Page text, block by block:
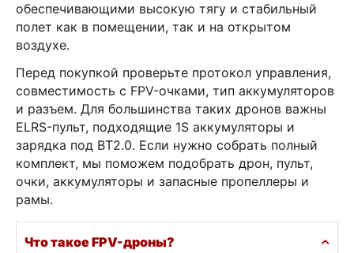
обеспечивающими высокую тягу и стабильный
полет как в помещении, так и на открытом
воздухе.
Перед покупкой проверьте протокол управления,
совместимость с FPV-очками, тип аккумуляторов
и разъем. Для большинства таких дронов важны
ELRS-пульт, подходящие 1S аккумуляторы и
зарядка под BT2.0. Если нужно собрать полный
комплект, мы поможем подобрать дрон, пульт,
очки, аккумуляторы и запасные пропеллеры и
рамы.
Что такое FPV-дроны?